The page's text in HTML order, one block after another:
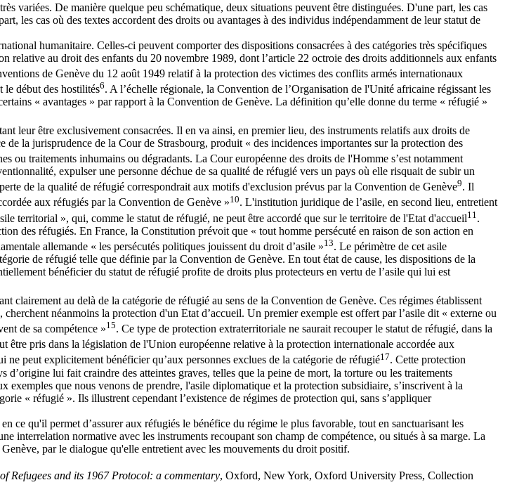
variées. De manière quelque peu schématique, deux situations peuvent être distinguées. D'une part, les cas
les cas où des textes accordent des droits ou avantages à des individus indépendamment de leur statut de
humanitaire. Celles-ci peuvent comporter des dispositions consacrées à des catégories très spécifiques
relative au droit des enfants du 20 novembre 1989, dont l’article 22 octroie des droits additionnels aux enfants
de Genève du 12 août 1949 relatif à la protection des victimes des conflits armés internationaux
le début des hostilités6. A l’échelle régionale, la Convention de l’Organisation de l'Unité africaine régissant les
« avantages » par rapport à la Convention de Genève. La définition qu’elle donne du terme « réfugié »
leur être exclusivement consacrées. Il en va ainsi, en premier lieu, des instruments relatifs aux droits de
la jurisprudence de la Cour de Strasbourg, produit « des incidences importantes sur la protection des
ou traitements inhumains ou dégradants. La Cour européenne des droits de l'Homme s’est notamment
expulser une personne déchue de sa qualité de réfugié vers un pays où elle risquait de subir un
de la qualité de réfugié correspondrait aux motifs d'exclusion prévus par la Convention de Genève9. Il
aux réfugiés par la Convention de Genève »10. L'institution juridique de l’asile, en second lieu, entretient
territorial », qui, comme le statut de réfugié, ne peut être accordé que sur le territoire de l'Etat d'accueil11 .
des réfugiés. En France, la Constitution prévoit que « tout homme persécuté en raison de son action en
allemande « les persécutés politiques jouissent du droit d’asile »13. Le périmètre de cet asile
de réfugié telle que définie par la Convention de Genève. En tout état de cause, les dispositions de la
bénéficier du statut de réfugié profite de droits plus protecteurs en vertu de l’asile qui lui est
clairement au delà de la catégorie de réfugié au sens de la Convention de Genève. Ces régimes établissent
néanmoins la protection d'un Etat d’accueil. Un premier exemple est offert par l’asile dit « externe ou
de sa compétence »15. Ce type de protection extraterritoriale ne saurait recouper le statut de réfugié, dans la
être pris dans la législation de l'Union européenne relative à la protection internationale accordée aux
peut explicitement bénéficier qu’aux personnes exclues de la catégorie de réfugié17. Cette protection
lui fait craindre des atteintes graves, telles que la peine de mort, la torture ou les traitements
que nous venons de prendre, l'asile diplomatique et la protection subsidiaire, s’inscrivent à la
« réfugié ». Ils illustrent cependant l’existence de régimes de protection qui, sans s’appliquer
qu'il permet d’assurer aux réfugiés le bénéfice du régime le plus favorable, tout en sanctuarisant les
interrelation normative avec les instruments recoupant son champ de compétence, ou situés à sa marge. La
par le dialogue qu'elle entretient avec les mouvements du droit positif.
Refugees and its 1967 Protocol: a commentary, Oxford, New York, Oxford University Press, Collection